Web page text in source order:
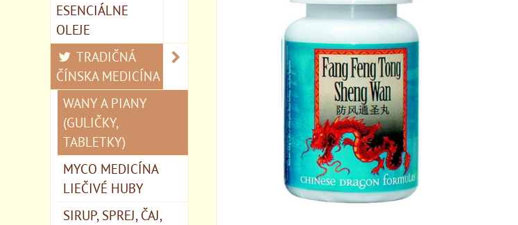
ESENCIÁLNE
OLEJE
TRADIČNÁ
ČÍNSKA MEDICÍNA
WANY A PIANY
(GULIČKY,
TABLETKY)
MYCO MEDICÍNA
LIEČIVÉ HUBY
SIRUP, SPREJ, ČAJ,